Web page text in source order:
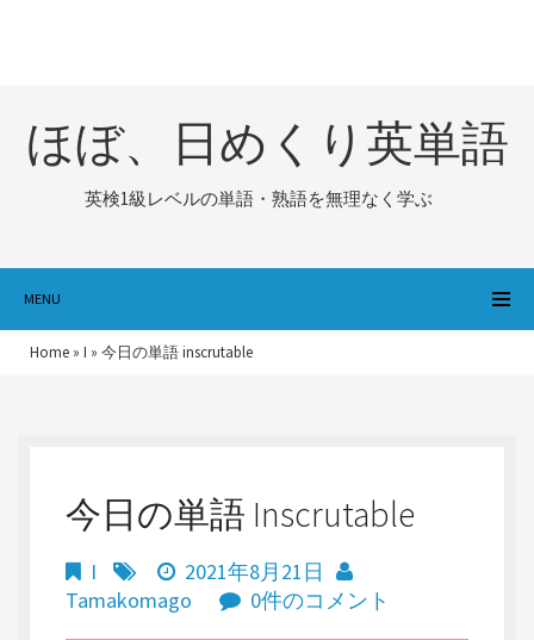
ほぼ、日めくり英単語
英検1級レベルの単語・熟語を無理なく学ぶ
MENU
Home » I » 今日の単語 inscrutable
今日の単語 Inscrutable
I
2021年8月21日
Tamakomago
0件のコメント